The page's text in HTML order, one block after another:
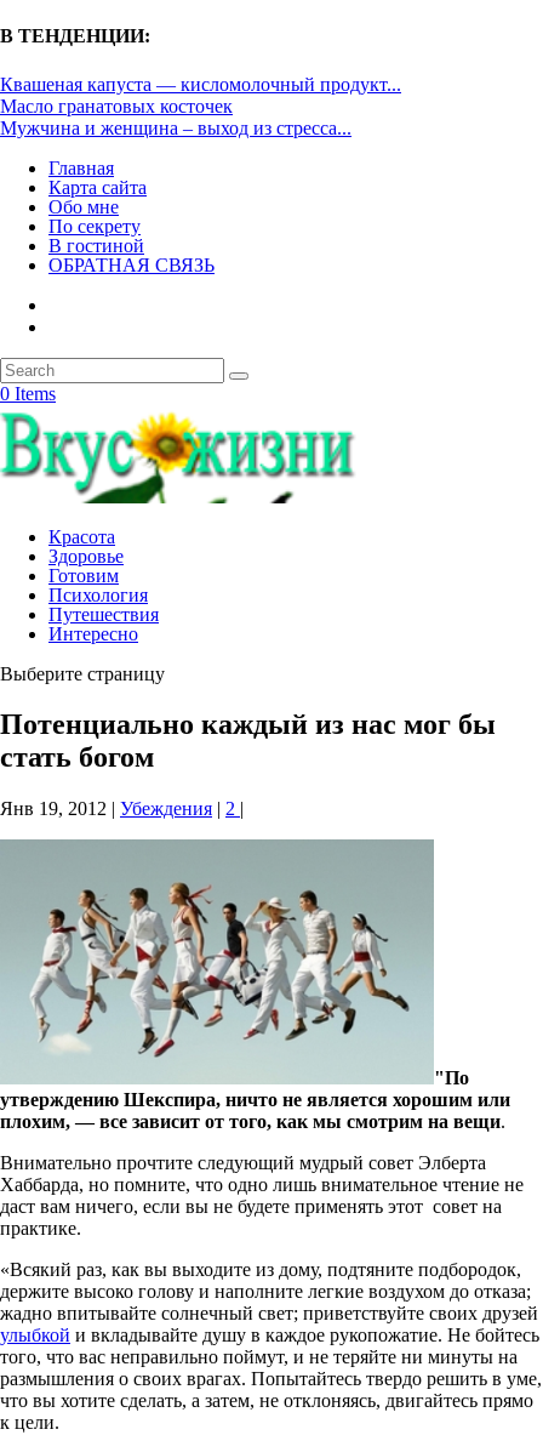
В ТЕНДЕНЦИИ:
Квашеная капуста — кисломолочный продукт...
Масло гранатовых косточек
Мужчина и женщина – выход из стресса...
Главная
Карта сайта
Обо мне
По секрету
В гостиной
ОБРАТНАЯ СВЯЗЬ
0 Items
Красота
Здоровье
Готовим
Психология
Путешествия
Интересно
Выберите страницу
Потенциально каждый из нас мог бы
стать богом
Янв 19, 2012 | Убеждения | 2 |
"По
утверждению Шекспира, ничто не является хорошим или
плохим, — все зависит от того, как мы смотрим на вещи.
Внимательно прочтите следующий мудрый совет Элберта
Хаббарда, но помните, что одно лишь внимательное чтение не
даст вам ничего, если вы не будете применять этот совет на
практике.
«Всякий раз, как вы выходите из дому, подтяните подбородок,
держите высоко голову и наполните легкие воздухом до отказа;
жадно впитывайте солнечный свет; приветствуйте своих друзей
улыбкой и вкладывайте душу в каждое рукопожатие. Не бойтесь
того, что вас неправильно поймут, и не теряйте ни минуты на
размышления о своих врагах. Попытайтесь твердо решить в уме,
что вы хотите сделать, а затем, не отклоняясь, двигайтесь прямо
к цели.